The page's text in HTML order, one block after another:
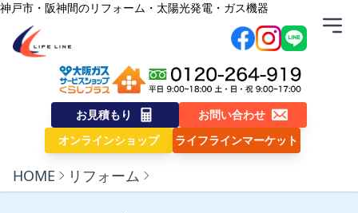
内容をスキップ
神戸市・阪神間のリフォーム・太陽光発電・ガス機器
株式会社ライフライン
お見積もり
お問い合わせ
オンラインショップ
ライフラインマーケット
HOME リフォーム